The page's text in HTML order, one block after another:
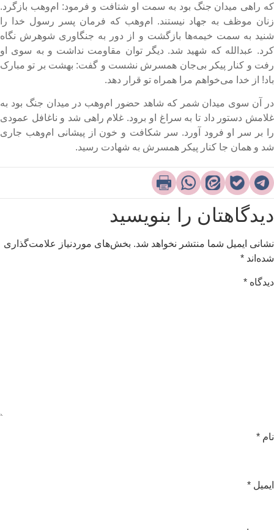
راهی میدان جنگ بود به سمت او شتافت و فرمود: ام‌وهب بازگرد.
موظف به جهاد نیستند. ام‌وهب که فرمان پسر رسول خدا را
به سمت خیمه‌ها بازگشت و از دور به جنگاوری شوهرش نگاه
عبدالله که شهید شد. دیگر توان مقاومت نداشت و به سوی او
و کنار پیکر بی‌جان همسرش نشست و گفت: بهشت بر تو مبارک
از خدا می‌خواهم مرا همراه تو قرار دهد.
آن سوی میدان شمر که شاهد حضور ام‌وهب در میدان جنگ بود به
دستور داد تا به سراغ او برود. غلام راهی شد و ناغافل عمودی
بر سر او فرود آورد. سر شکافت و خون از پیشانی‌ ام‌وهب جاری
و همان جا کنار پیکر همسرش به شهادت رسید.
را بنویسید
ایمیل شما منتشر نخواهد شد. بخش‌های موردنیاز علامت‌گذاری
*
*
*
*